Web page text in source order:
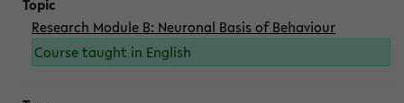
Research Module B: Neuronal Basis of Behaviour
Course taught in English